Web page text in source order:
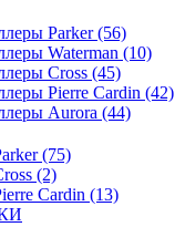
Parker (56)
Waterman (10)
Cross (45)
Pierre Cardin (42)
Aurora (44)
(75)
(2)
Cardin (13)